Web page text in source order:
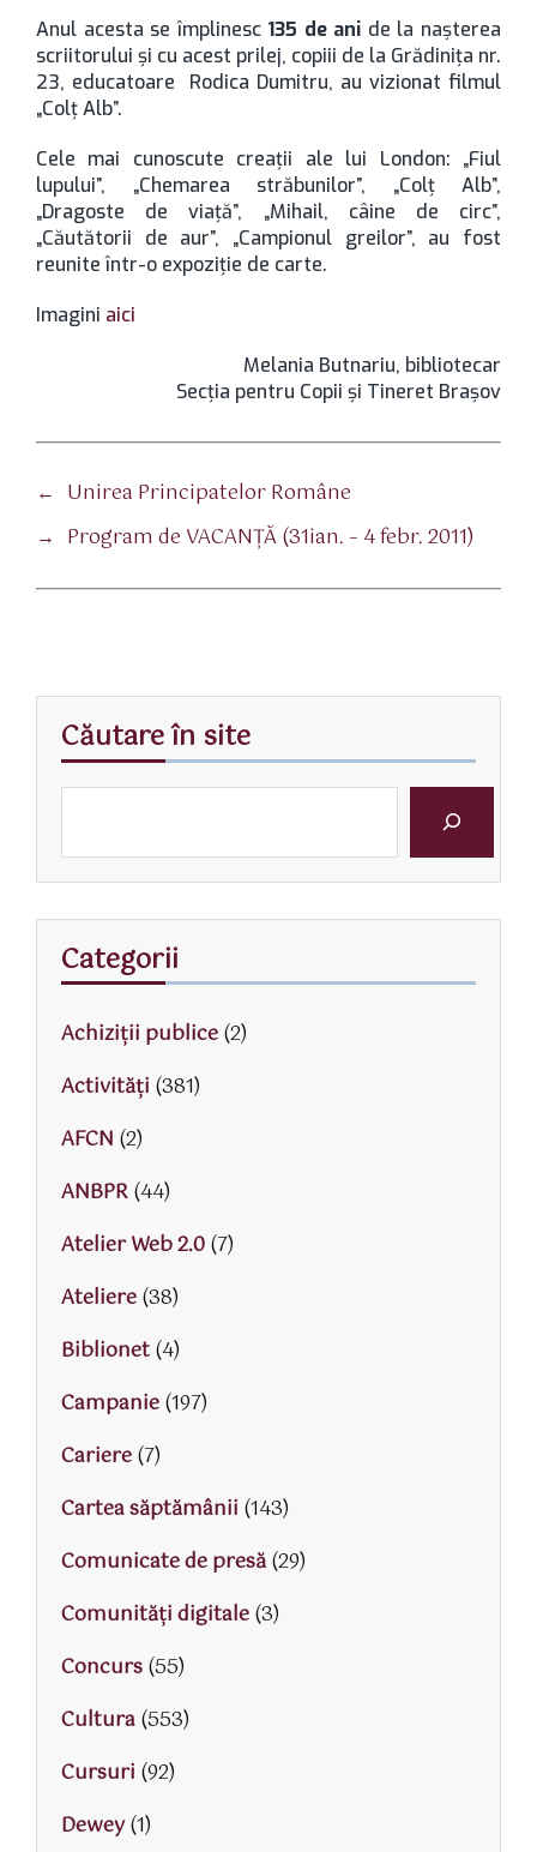
Anul acesta se împlinesc 135 de ani de la naşterea
scriitorului şi cu acest prilej, copiii de la Grădiniţa nr.
23, educatoare Rodica Dumitru, au vizionat filmul
„Colţ Alb”.
Cele mai cunoscute creaţii ale lui London: „Fiul
lupului”, „Chemarea străbunilor”, „Colţ Alb”,
„Dragoste de viaţă”, „Mihail, câine de circ”,
„Căutătorii de aur”, „Campionul greilor”, au fost
reunite într-o expoziţie de carte.
Imagini aici
Melania Butnariu, bibliotecar
Secţia pentru Copii şi Tineret Braşov
← Unirea Principatelor Române
→ Program de VACANŢĂ (31ian. – 4 febr. 2011)
Căutare în site
Categorii
Achiziții publice(2)
Activităţi (381)
AFCN (2)
ANBPR(44)
Atelier Web 2.0(7)
Ateliere(38)
Biblionet(4)
Campanie(197)
Cariere(7)
Cartea săptămânii (143)
Comunicate de presă(29)
Comunități digitale(3)
Concurs(55)
Cultura(553)
Cursuri (92)
Dewey(1)